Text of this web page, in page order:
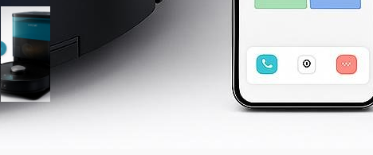
Cecotec Conga X50 X-Treme,
robot con base autovuotante
a prezzo super su Amazon